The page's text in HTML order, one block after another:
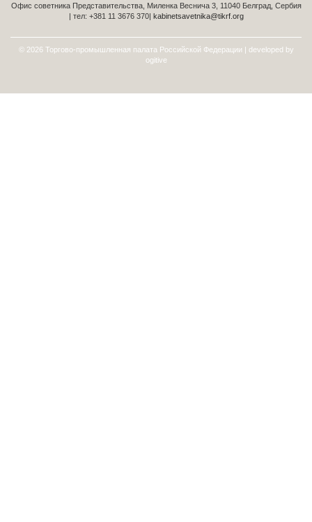
Офис советника Представительства, Миленка Веснича 3, 11040 Белград, Сербия
| тел: +381 11 3676 370| kabinetsavetnika@tikrf.org
© 2026 Торгово-промышленная палата Российской Федерации | developed by
ogitive